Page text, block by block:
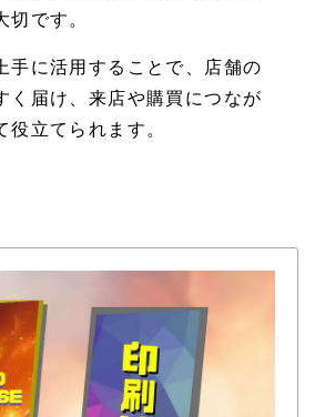
切です。
手に活用することで、店舗の
く届け、来店や購買につなが
役立てられます。